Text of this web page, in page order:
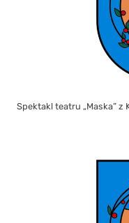
Spektakl teatru „Maska” z